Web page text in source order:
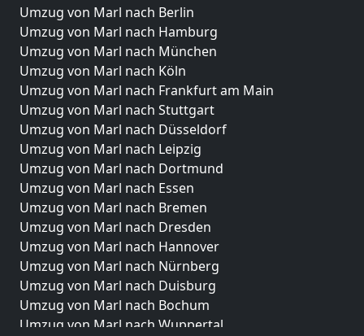
Umzug von Marl nach Berlin
Umzug von Marl nach Hamburg
Umzug von Marl nach München
Umzug von Marl nach Köln
Umzug von Marl nach Frankfurt am Main
Umzug von Marl nach Stuttgart
Umzug von Marl nach Düsseldorf
Umzug von Marl nach Leipzig
Umzug von Marl nach Dortmund
Umzug von Marl nach Essen
Umzug von Marl nach Bremen
Umzug von Marl nach Dresden
Umzug von Marl nach Hannover
Umzug von Marl nach Nürnberg
Umzug von Marl nach Duisburg
Umzug von Marl nach Bochum
Umzug von Marl nach Wuppertal